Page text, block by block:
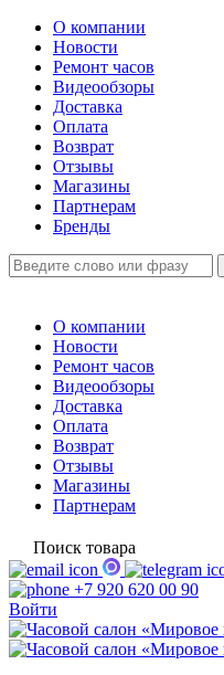
О компании
Новости
Ремонт часов
Видеообзоры
Доставка
Оплата
Возврат
Отзывы
Магазины
Партнерам
Бренды
О компании
Новости
Ремонт часов
Видеообзоры
Доставка
Оплата
Возврат
Отзывы
Магазины
Партнерам
Поиск товара
+7 920 620 00 90
Войти